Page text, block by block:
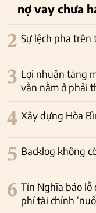
nợ vay chưa
2 Sự lệch pha
3 Lợi nhuận tăng
vẫn nằm ở phải
4 Xây dựng Hòa
5 Backlog không
6 Tín Nghĩa báo lỗ
phí tài chính